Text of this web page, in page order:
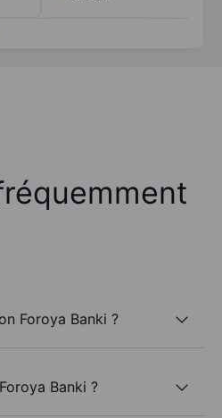
Foroya Banki ?
Banki ?